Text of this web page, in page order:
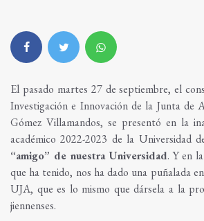
El pasado martes 27 de septiembre, el
Investigación e Innovación de la Junta de
Gómez Villamandos, se presentó en la
académico 2022-2023 de la Universidad
“amigo” de nuestra Universidad. Y en
que ha tenido, nos ha dado una puñalada
UJA, que es lo mismo que dársela a la
jiennenses.